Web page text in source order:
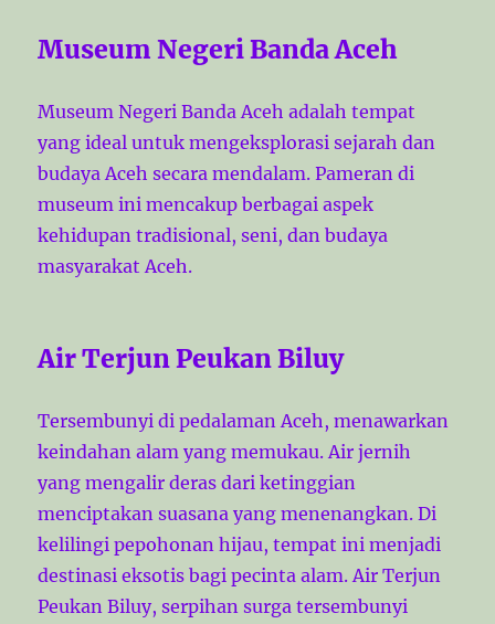
Museum Negeri Banda Aceh
Museum Negeri Banda Aceh adalah tempat
yang ideal untuk mengeksplorasi sejarah dan
budaya Aceh secara mendalam. Pameran di
museum ini mencakup berbagai aspek
kehidupan tradisional, seni, dan budaya
masyarakat Aceh.
Air Terjun Peukan Biluy
Tersembunyi di pedalaman Aceh, menawarkan
keindahan alam yang memukau. Air jernih
yang mengalir deras dari ketinggian
menciptakan suasana yang menenangkan. Di
kelilingi pepohonan hijau, tempat ini menjadi
destinasi eksotis bagi pecinta alam. Air Terjun
Peukan Biluy, serpihan surga tersembunyi